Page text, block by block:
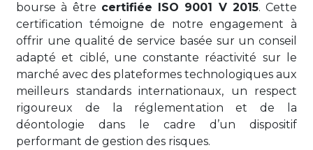
bourse à être certifiée ISO 9001 V 2015. Cette
certification témoigne de notre engagement à
offrir une qualité de service basée sur un conseil
adapté et ciblé, une constante réactivité sur le
marché avec des plateformes technologiques aux
meilleurs standards internationaux, un respect
rigoureux de la réglementation et de la
déontologie dans le cadre d’un dispositif
performant de gestion des risques.